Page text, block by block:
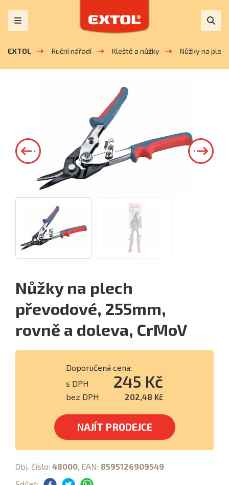
EXTOL Ruční nářadí Kleště a nůžky Nůžky na plech
Nůžky na plech
převodové, 255mm,
rovně a doleva, CrMoV
Doporučená cena:
s DPH
245 Kč
bez DPH 202,48 Kč
NAJÍT PRODEJCE
Obj. číslo: 48000, EAN: 8595126909549